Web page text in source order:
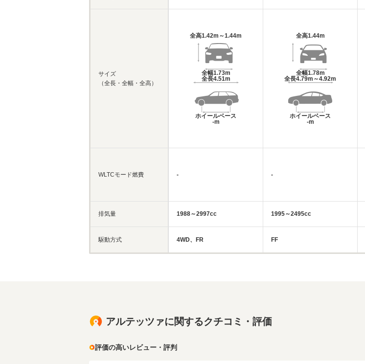
サイズ
（全長・全幅・全高）
WLTCモード燃費
排気量
駆動方式
全高1.42m～1.44m
全幅1.73m
全長4.51m
ホイールベース
-m
-
1988～2997cc
4WD、FR
全高1.44m
全幅1.78m
全長4.79m～4.92m
ホイールベース
-m
-
1995～2495cc
FF
アルテッツァに関するクチコミ・評価
評価の高いレビュー・評判